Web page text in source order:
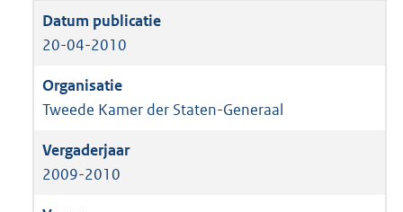
20-04-2010
Tweede Kamer der Staten-Generaal
2009-2010